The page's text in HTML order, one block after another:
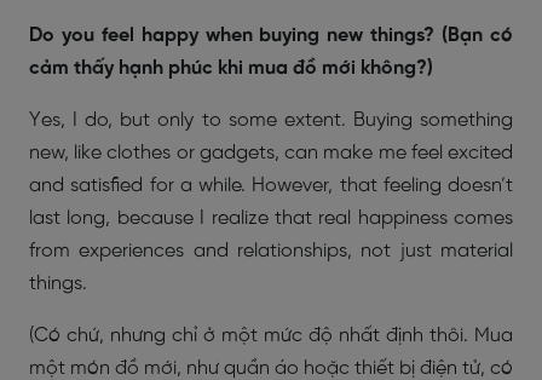
Do you feel happy when buying new things? (Bạn có
cảm thấy hạnh phúc khi mua đồ mới không?)
Yes, I do, but only to some extent. Buying something
new, like clothes or gadgets, can make me feel excited
and satisfied for a while. However, that feeling doesn’t
last long, because I realize that real happiness comes
from experiences and relationships, not just material
things.
(Có chứ, nhưng chỉ ở một mức độ nhất định thôi. Mua
một món đồ mới, như quần áo hoặc thiết bị điện tử, có